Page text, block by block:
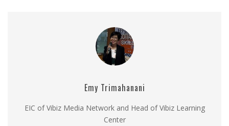
Emy Trimahanani
EIC of Vibiz Media Network and Head of Vibiz Learning
Center